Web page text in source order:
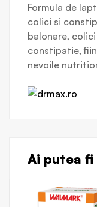
Formula de
colici si
balonare,
constipatie,
nevoile
Ai putea fi